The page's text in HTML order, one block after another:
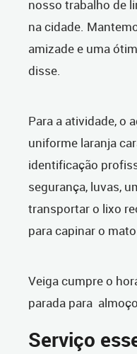
nosso trabalho de
na cidade.
amizade e uma
disse.
Para a atividade, o
uniforme laranja
identificação
segurança, luvas,
transportar o lixo
para capinar o
Veiga cumpre o
parada para
Serviço